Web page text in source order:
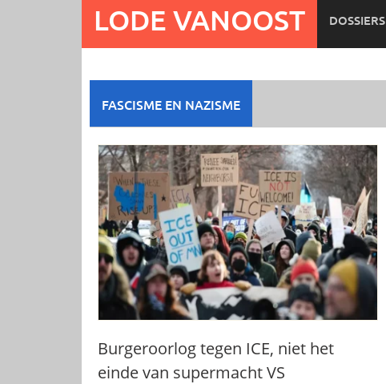
LODE VANOOST DOSSIERS
FASCISME EN NAZISME
Burgeroorlog tegen ICE, niet het
einde van supermacht VS